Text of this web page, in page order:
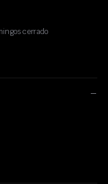
cerrado